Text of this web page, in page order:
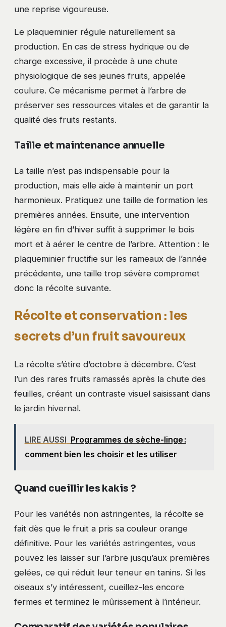
une reprise vigoureuse.
Le plaqueminier régule naturellement sa
production. En cas de stress hydrique ou de
charge excessive, il procède à une chute
physiologique de ses jeunes fruits, appelée
coulure. Ce mécanisme permet à l’arbre de
préserver ses ressources vitales et de garantir la
qualité des fruits restants.
Taille et maintenance annuelle
La taille n’est pas indispensable pour la
production, mais elle aide à maintenir un port
harmonieux. Pratiquez une taille de formation les
premières années. Ensuite, une intervention
légère en fin d’hiver suffit à supprimer le bois
mort et à aérer le centre de l’arbre. Attention : le
plaqueminier fructifie sur les rameaux de l’année
précédente, une taille trop sévère compromet
donc la récolte suivante.
Récolte et conservation : les
secrets d’un fruit savoureux
La récolte s’étire d’octobre à décembre. C’est
l’un des rares fruits ramassés après la chute des
feuilles, créant un contraste visuel saisissant dans
le jardin hivernal.
LIRE AUSSI Programmes de sèche-linge :
comment bien les choisir et les utiliser
Quand cueillir les kakis ?
Pour les variétés non astringentes, la récolte se
fait dès que le fruit a pris sa couleur orange
définitive. Pour les variétés astringentes, vous
pouvez les laisser sur l’arbre jusqu’aux premières
gelées, ce qui réduit leur teneur en tanins. Si les
oiseaux s’y intéressent, cueillez-les encore
fermes et terminez le mûrissement à l’intérieur.